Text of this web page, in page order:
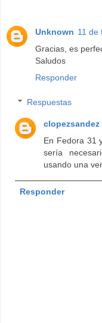
Unknown 11 de
Gracias, es
Saludos
Responder
Respuestas
clopezsandez
En Fedora 31
sería
usando una
Responder